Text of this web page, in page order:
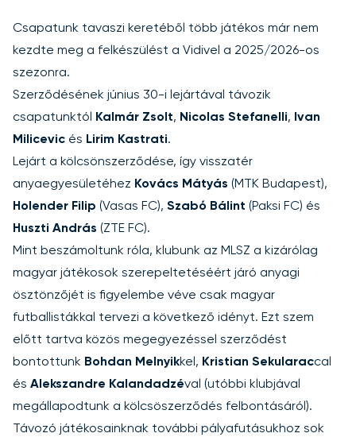
Csapatunk tavaszi keretéből több játékos már nem
kezdte meg a felkészülést a Vidivel a 2025/2026-os
szezonra.
Szerződésének június 30-i lejártával távozik
csapatunktól
Kalmár Zsolt, Nicolas Stefanelli, Ivan
Milicevic és Lirim Kastrati.
Lejárt a kölcsönszerződése, így visszatér
anyaegyesületéhez Kovács Mátyás (MTK Budapest),
Holender Filip (Vasas FC), Szabó Bálint (Paksi FC) és
Huszti András (ZTE FC).
Mint beszámoltunk róla, klubunk az MLSZ a kizárólag
magyar játékosok szerepeltetéséért járó anyagi
ösztönzőjét is figyelembe véve csak magyar
futballistákkal tervezi a következő idényt. Ezt szem
előtt tartva közös megegyezéssel szerződést
bontottunk Bohdan Melnyikkel, Kristian Sekularaccal
és Alekszandre Kalandadzéval (utóbbi klubjával
megállapodtunk a kölcsöszerződés felbontásáról).
Távozó játékosainknak további pályafutásukhoz sok